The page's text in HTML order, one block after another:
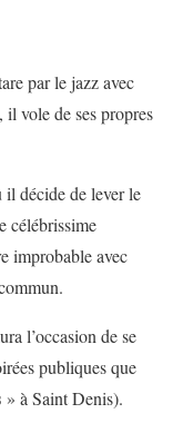
par le jazz avec
il vole de ses propres
décide de lever le
célébrissime
improbable avec
l’occasion de se
publiques que
» à Saint Denis).